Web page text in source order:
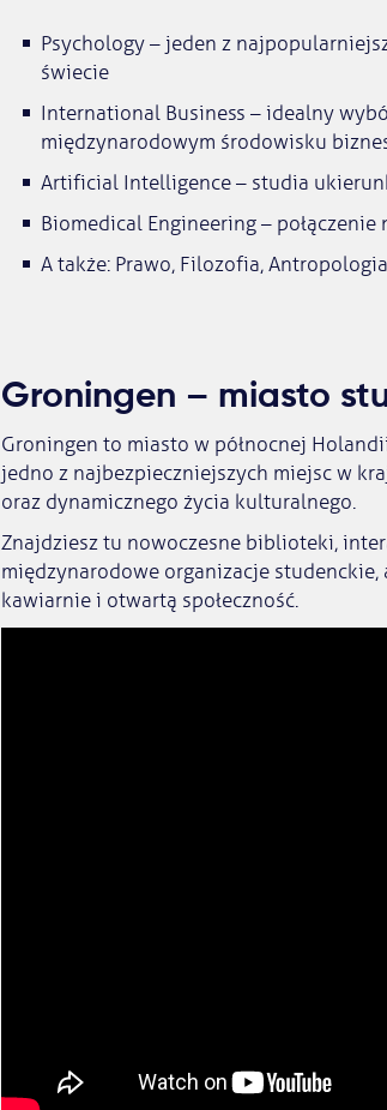
Psychology – jeden z
świecie
International Business – idealny
międzynarodowym środowisku
Artificial Intelligence – studia
Biomedical Engineering –
A także: Prawo, Filozofia,
Groningen – miasto
Groningen to miasto w północnej
jedno z najbezpieczniejszych miejsc w
oraz dynamicznego życia kulturalnego.
Znajdziesz tu nowoczesne biblioteki,
międzynarodowe organizacje
kawiarnie i otwartą społeczność.